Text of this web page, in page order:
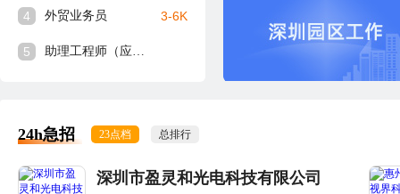
4 外贸业务员 3-6K
5 助理工程师（应届生可入）
24h急招 23点档 总排行
深圳市盈灵和光电科技有限公司